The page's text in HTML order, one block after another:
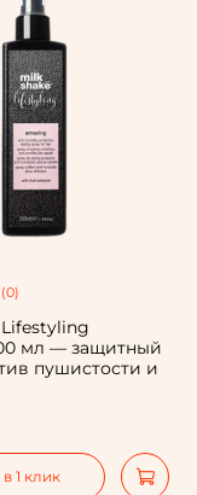
(0)
мл — защитный
пушистости и
1 клик